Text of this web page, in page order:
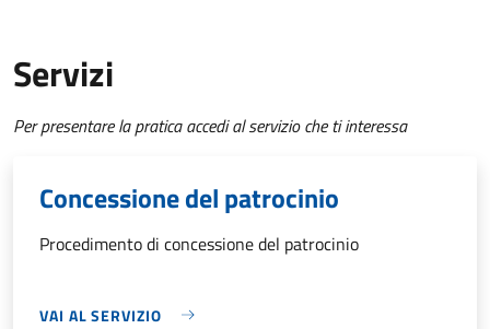
Servizi
Per presentare la pratica accedi al servizio che ti interessa
Concessione del patrocinio
Procedimento di concessione del patrocinio
VAI AL SERVIZIO